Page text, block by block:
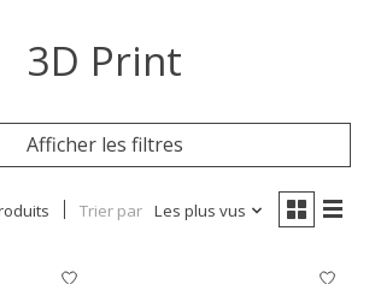
3D Print
Afficher les filtres
Trier par Les plus vus